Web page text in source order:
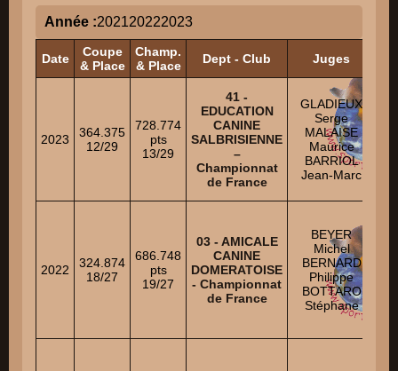
Année :202120222023
Date
Coupe
& Place
Champ.
& Place
Dept - Club Juges
2023
364.375
12/29
728.774
pts
13/29
41 -
EDUCATION
CANINE
SALBRISIENNE
–
Championnat
de France
GLADIEUX
Serge
MALAISE
Maurice
BARRIOL
Jean-Marc
2022
324.874
18/27
686.748
pts
19/27
03 - AMICALE
CANINE
DOMERATOISE
- Championnat
de France
BEYER
Michel
BERNARD
Philippe
BOTTARO
Stéphane